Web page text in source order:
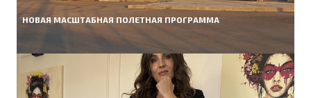
НОВАЯ МАСШТАБНАЯ ПОЛЕТНАЯ ПРОГРАММА